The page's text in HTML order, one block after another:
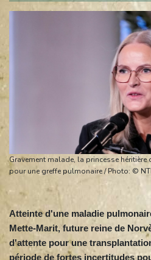
Gravement malade, la princesse
pour une greffe
Atteinte d'une maladie
Mette-Marit, future reine de
d'attente pour une
période de fortes incertitudes